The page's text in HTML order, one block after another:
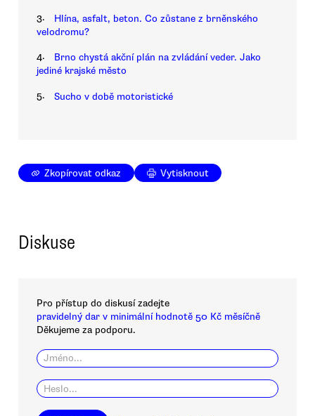
3.
Hlína, asfalt, beton. Co zůstane z brněnského
velodromu?
4.
Brno chystá akční plán na zvládání veder. Jako
jediné krajské město
5. Sucho v době motoristické
Zkopírovat odkaz Vytisknout
Diskuse
Pro přístup do diskusí zadejte
pravidelný dar v minimální hodnotě 50 Kč měsíčně
Děkujeme za podporu.